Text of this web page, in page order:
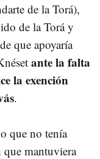
de la Torá),
de la Torá y
que apoyaría
ante la falta
la exención
.
que no tenía
mantuviera